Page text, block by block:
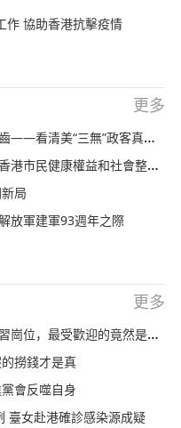
作 協助香港抗擊疫情
更多
三無”政客真面目系列評論之二
益和社會整體利益的及時必要之舉
局
放軍建軍93週年之際
更多
位，最受歡迎的竟然是……
撈錢才是真
會反噬自身
臺女赴港確診感染源成疑